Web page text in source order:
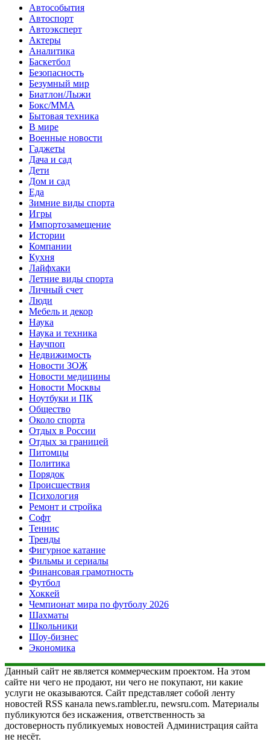
Автособытия
Автоспорт
Автоэксперт
Актеры
Аналитика
Баскетбол
Безопасность
Безумный мир
Биатлон/Лыжи
Бокс/MMA
Бытовая техника
В мире
Военные новости
Гаджеты
Дача и сад
Дети
Дом и сад
Еда
Зимние виды спорта
Игры
Импортозамещение
Истории
Компании
Кухня
Лайфхаки
Летние виды спорта
Личный счет
Люди
Мебель и декор
Наука
Наука и техника
Научпоп
Недвижимость
Новости ЗОЖ
Новости медицины
Новости Москвы
Ноутбуки и ПК
Общество
Около спорта
Отдых в России
Отдых за границей
Питомцы
Политика
Порядок
Происшествия
Психология
Ремонт и стройка
Софт
Теннис
Тренды
Фигурное катание
Фильмы и сериалы
Финансовая грамотность
Футбол
Хоккей
Чемпионат мира по футболу 2026
Шахматы
Школьники
Шоу-бизнес
Экономика
Данный сайт не является коммерческим проектом. На этом
сайте ни чего не продают, ни чего не покупают, ни какие
услуги не оказываются. Сайт представляет собой ленту
новостей RSS канала news.rambler.ru, newsru.com. Материалы
публикуются без искажения, ответственность за
достоверность публикуемых новостей Администрация сайта
не несёт.